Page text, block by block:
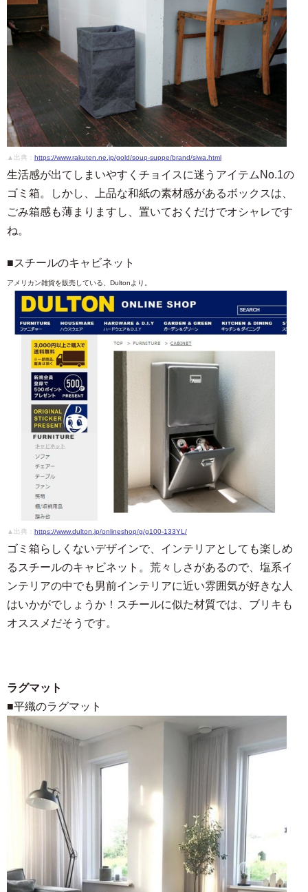
▲出典： https://www.rakuten.ne.jp/gold/soup-suppe/brand/siwa.html
生活感が出てしまいやすくチョイスに迷うアイテムNo.1の
ゴミ箱。しかし、上品な和紙の素材感があるボックスは、
ごみ箱感も薄まりますし、置いておくだけでオシャレです
ね。
■スチールのキャビネット
アメリカン雑貨を販売している、Dultonより。
▲出典： https://www.dulton.jp/onlineshop/g/g100-133YL/
ゴミ箱らしくないデザインで、インテリアとしても楽しめ
るスチールのキャビネット。荒々しさがあるので、塩系イ
ンテリアの中でも男前インテリアに近い雰囲気が好きな人
はいかがでしょうか！スチールに似た材質では、ブリキも
オススメだそうです。
ラグマット
■平織のラグマット